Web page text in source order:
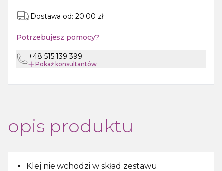
Dostawa od: 20.00 zł
Potrzebujesz pomocy?
+48 515 139 399
Pokaż konsultantów
opis produktu
Klej nie wchodzi w skład zestawu